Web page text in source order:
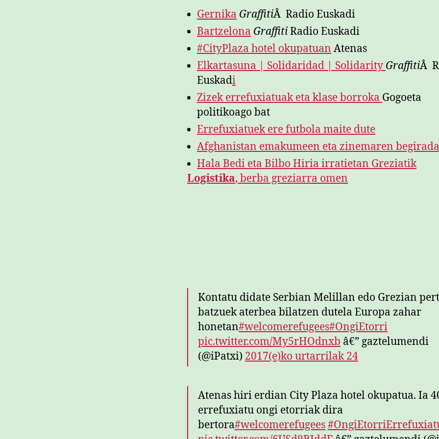
Gernika GraffitiÂ Radio Euskadi
Bartzelona GraffitiRadio Euskadi
#CityPlaza hotel okupatuan Atenas
Elkartasuna | Solidaridad | Solidarity GraffitiÂ
Euskadi
Zizek errefuxiatuak eta klase borroka Gogoeta
politikoago bat
Errefuxiatuek ere futbola maite dute
Afghanistan emakumeen eta zinemaren
Hala Bedi eta Bilbo Hiria irratietan Greziatik
Logistika, berba greziarra omen
Kontatu didate Serbian Melillan edo Grezian
batzuek aterbea bilatzen dutela Europa zahar
honetan#welcomerefugees#OngiEtorri
pic.twitter.com/My5rHOdnxb â€” gaztelumendi
(@iPatxi) 2017(e)ko urtarrilak 24
Atenas hiri erdian City Plaza hotel okupatua. Ia
errefuxiatu ongi etorriak dira
bertora#welcomerefugees